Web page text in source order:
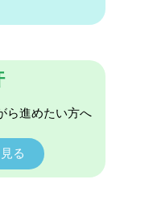
ら進めたい方へ
る